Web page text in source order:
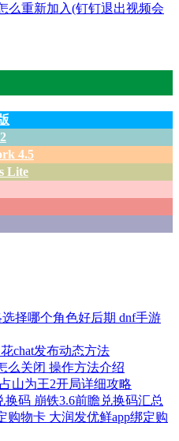
么重新加入(钉钉退出视频会
4.5
Lite
择哪个角色好后期 dnf手游
chat发布动态方法
么关闭 操作方法介绍
山为王2开局详细攻略
码 崩铁3.6前瞻兑换码汇总
购物卡 大润发优鲜app绑定购